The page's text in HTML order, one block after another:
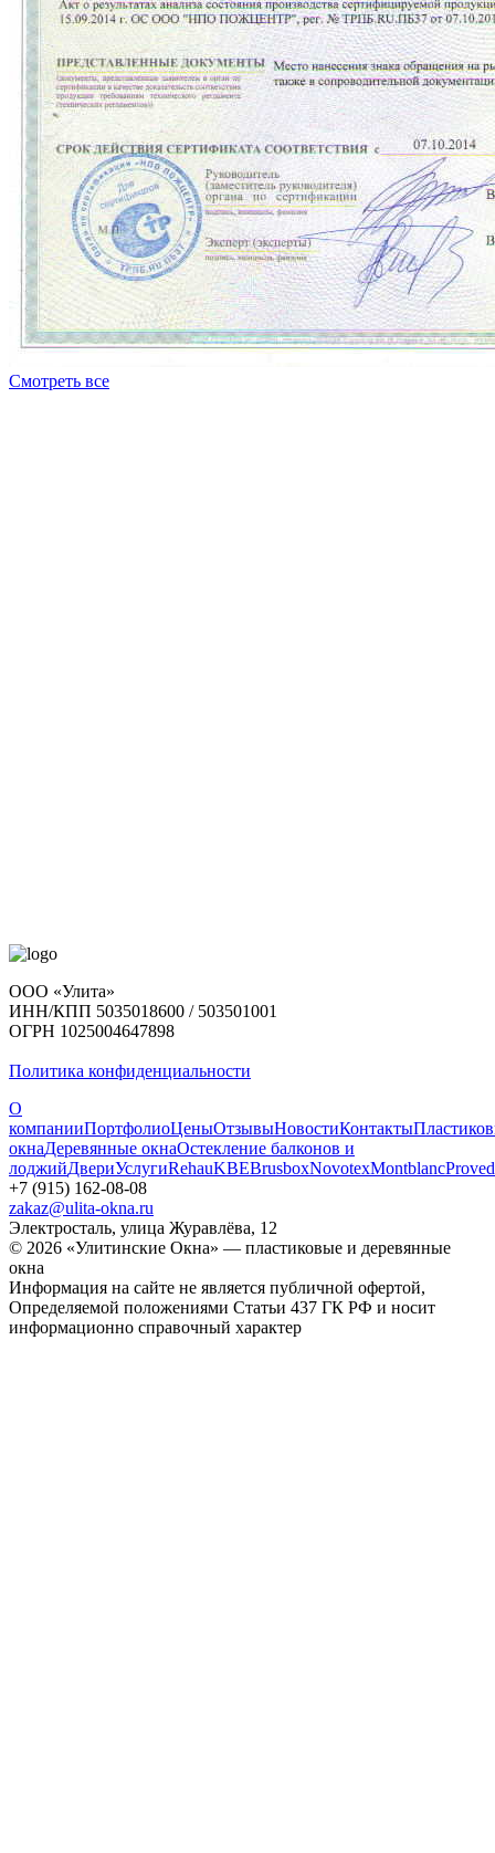
Смотреть все
ООО «Улита»
ИНН/КПП 5035018600 / 503501001
ОГРН 1025004647898
Политика конфиденциальности
О
компанииПортфолиоЦеныОтзывыНовостиКонтакты
окнаДеревянные окнаОстекление балконов и
лоджийДвериУслугиRehauKBEBrusboxNovotexMontblanc
+7 (915) 162-08-08
zakaz@ulita-okna.ru
Электросталь, улица Журавлёва, 12
© 2026 «Улитинские Окна» — пластиковые и деревянные
окна
Информация на сайте не является публичной офертой,
Определяемой положениями Статьи 437 ГК РФ и носит
информационно справочный характер